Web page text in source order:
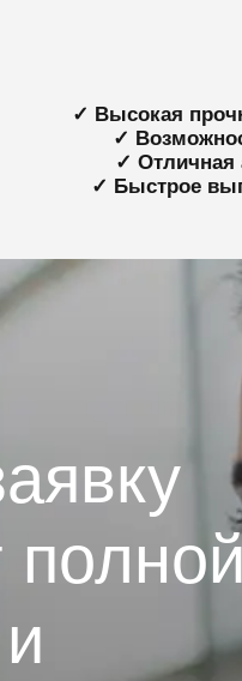
✓ Высокая
✓
✓ Отличная
✓ Быстрое